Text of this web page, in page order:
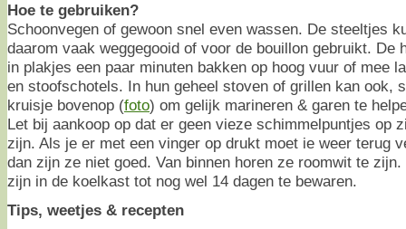
Hoe te gebruiken?
Schoonvegen of gewoon snel even wassen. De steeltjes
daarom vaak weggegooid of voor de bouillon gebruikt. De
in plakjes een paar minuten bakken op hoog vuur of mee
en stoofschotels. In hun geheel stoven of grillen kan ook,
kruisje bovenop (foto) om gelijk marineren & garen te
Let bij aankoop op dat er geen vieze schimmelpuntjes op
zijn. Als je er met een vinger op drukt moet ie weer terug
dan zijn ze niet goed. Van binnen horen ze roomwit te
zijn in de koelkast tot nog wel 14 dagen te bewaren.
Tips, weetjes & recepten